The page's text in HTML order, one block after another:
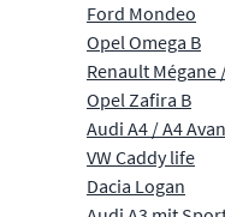
Ford Mondeo
Opel Omega B
Renault Mégane
Opel Zafira B
Audi A4 / A4
VW Caddy life
Dacia Logan